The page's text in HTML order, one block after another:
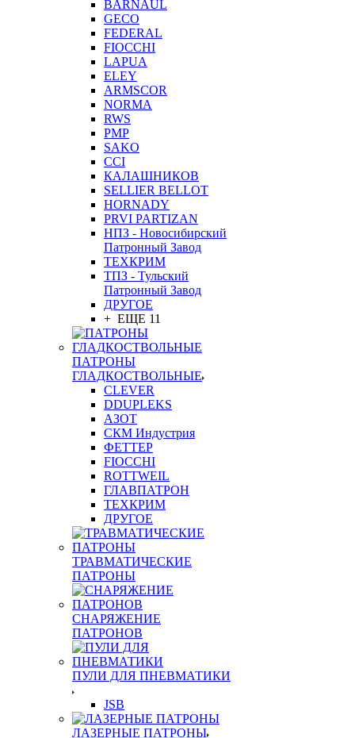
BARNAUL
GEСO
FEDERAL
FIOCCHI
LAPUA
ELEY
ARMSCOR
NORMA
RWS
PMP
SAKO
CCI
КАЛАШНИКОВ
SELLIER BELLOT
HORNADY
PRVI PARTIZAN
НПЗ - Новосибирский
Патронный Завод
ТЕХКРИМ
ТПЗ - Тульский
Патронный Завод
ДРУГОЕ
+ ЕЩЕ 11
ПАТРОНЫ
ГЛАДКОСТВОЛЬНЫЕ
CLEVER
DDUPLEKS
АЗОТ
СКМ Индустрия
ФЕТТЕР
FIOCCHI
ROTTWEIL
ГЛАВПАТРОН
ТЕХКРИМ
ДРУГОЕ
ТРАВМАТИЧЕСКИЕ
ПАТРОНЫ
СНАРЯЖЕНИЕ
ПАТРОНОВ
ПУЛИ ДЛЯ ПНЕВМАТИКИ
JSB
ЛАЗЕРНЫЕ ПАТРОНЫ